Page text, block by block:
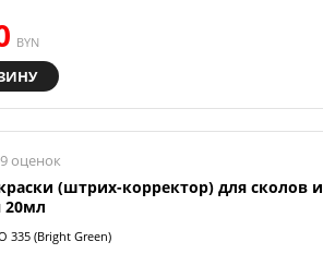
BYN
оценок
(штрих-корректор) для сколов и
20мл
335 (Bright Green)